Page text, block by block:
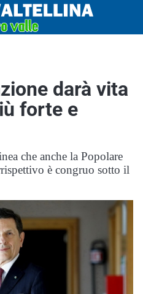
darà vita
forte e
che anche la Popolare
è congruo sotto il